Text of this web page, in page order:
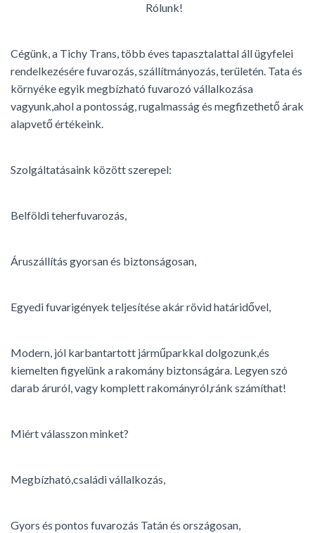
Rólunk!
Cégünk, a Tichy Trans, több éves tapasztalattal áll ügyfelei
rendelkezésére fuvarozás, szállítmányozás, területén. Tata és
környéke egyik megbízható fuvarozó vállalkozása
vagyunk,ahol a pontosság, rugalmasság és megfizethető árak
alapvető értékeink.
Szolgáltatásaink között szerepel:
Belföldi teherfuvarozás,
Áruszállítás gyorsan és biztonságosan,
Egyedi fuvarigények teljesítése akár rövid határidővel,
Modern, jól karbantartott járműparkkal dolgozunk,és
kiemelten figyelünk a rakomány biztonságára. Legyen szó
darab áruról, vagy komplett rakományról,ránk számíthat!
Miért válasszon minket?
Megbízható,családi vállalkozás,
Gyors és pontos fuvarozás Tatán és országosan,